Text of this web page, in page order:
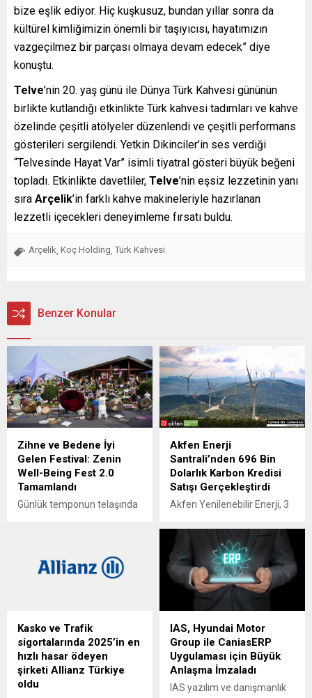
bize eşlik ediyor. Hiç kuşkusuz, bundan yıllar sonra da
kültürel kimliğimizin önemli bir taşıyıcısı, hayatımızın
vazgeçilmez bir parçası olmaya devam edecek” diye
konuştu.
Telve’nin 20. yaş günü ile Dünya Türk Kahvesi gününün
birlikte kutlandığı etkinlikte Türk kahvesi tadımları ve kahve
özelinde çeşitli atölyeler düzenlendi ve çeşitli performans
gösterileri sergilendi. Yetkin Dikinciler’in ses verdiği
“Telvesinde Hayat Var” isimli tiyatral gösteri büyük beğeni
topladı. Etkinlikte davetliler, Telve’nin eşsiz lezzetinin yanı
sıra Arçelik’in farklı kahve makineleriyle hazırlanan
lezzetli içecekleri deneyimleme fırsatı buldu.
Arçelik Koç Holding Türk Kahvesi
Benzer Konular
Zihne ve Bedene İyi
Gelen Festival: Zenin
Well-Being Fest 2.0
Tamamlandı
Günlük temponun telaşında
2.0, SPX ve Sweaty Betty
işbirliğiyle doğanın kalbinde,
mindful hareket, deneyim
atölyeleri, ses ve nefes
terapileriyle gerçekleşen
festivalde, katılımcılar iki
gün boyunca hem bedensel
Akfen Enerji
Santrali’nden 696 Bin
Dolarlık Karbon Kredisi
Satışı Gerçekleştirdi
Akfen Yenilenebilir Enerji, 3
(RES), çevresel
sürdürülebilirlik ve
ekonomiye katkı sağlama
hedefleri doğrultusunda
önemli bir başarıya daha
imza attı. Şirket, İngiltere
Climate&Energy şirketine
gerçekleştirdiği karbon
kredisi satışıyla 695 bin 825
dolarlık gelir elde etti.
Şirketin şimdiye kadar
Kasko ve Trafik
sigortalarında 2025’in en
hızlı hasar ödeyen
şirketi Allianz Türkiye
oldu
IAS, Hyundai Motor
Group ile CaniasERP
Uygulaması için Büyük
Anlaşma İmzaladı
IAS yazılım ve danışmanlık